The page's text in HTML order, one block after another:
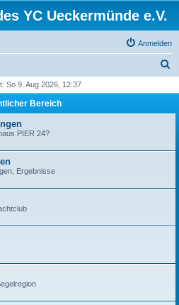
YC Ueckermünde e.V.
Anmelden
h
So 9. Aug 2026, 12:37
Bereich
PIER 24?
Ergebnisse